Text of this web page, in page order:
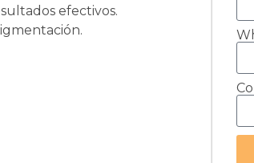
efectivos.